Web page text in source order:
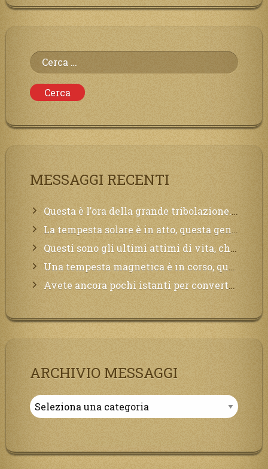
Ricerca
per:
MESSAGGI RECENTI
Questa è l’ora della grande tribolazione. Volgetemi il vostro cuore
La tempesta solare è in atto, questa generazione soffrirà molto, la Terra arderà, l’acqua sarà contaminata, il cibo non sarà più nelle vostre mense.
Questi sono gli ultimi attimi di vita, chi si vuole salvare Mi chiami in suo aiuto.
Una tempesta magnetica è in corso, questa generazione patirà. Il black out non tarderà ad arrivare e tutta la Terra sarà oscurata.
Avete ancora pochi istanti per convertirvi, non perdete tempo, la sciagura arriverà all’improvviso e per chi non si sarà preparato saranno dolori.
ARCHIVIO MESSAGGI
Archivio
Messaggi